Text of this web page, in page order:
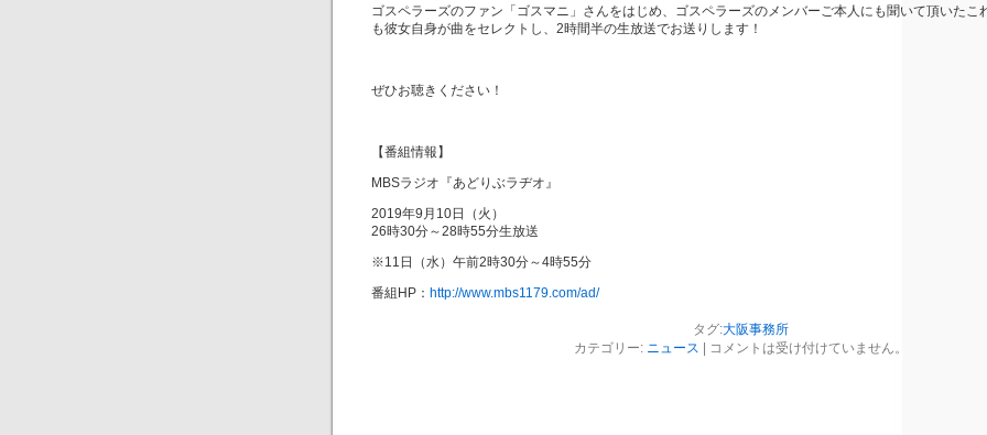
ゴスペラーズのファン「ゴスマニ」さんをはじめ、ゴスペラーズのメンバーご本人にも聞いて頂いたこ
も彼女自身が曲をセレクトし、2時間半の生放送でお送りします！
ぜひお聴きください！
【番組情報】
MBSラジオ『あどりぶラヂオ』
2019年9月10日（火）
26時30分～28時55分生放送
※11日（水）午前2時30分～4時55分
番組HP： http://www.mbs1179.com/ad/
タグ:大阪事務所
カテゴリー: ニュース コメントは受け付けていません。